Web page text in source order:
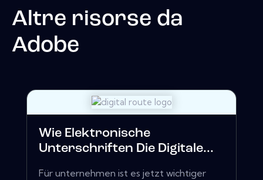
Altre risorse da
Adobe
Wie Elektronische
Unterschriften Die Digitale...
Für unternehmen ist es jetzt wichtiger